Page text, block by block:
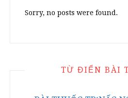
Sorry, no posts were found.
TỪ ĐIỂN BÀI